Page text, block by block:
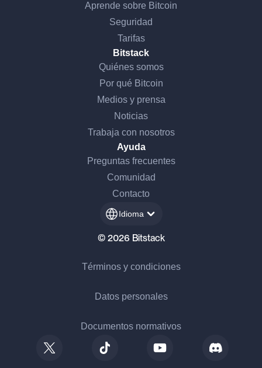
Aprende sobre Bitcoin
Seguridad
Tarifas
Bitstack
Quiénes somos
Por qué Bitcoin
Medios y prensa
Noticias
Trabaja con nosotros
Ayuda
Preguntas frecuentes
Comunidad
Contacto
Idioma
© 2026 Bitstack
Términos y condiciones
Datos personales
Documentos normativos